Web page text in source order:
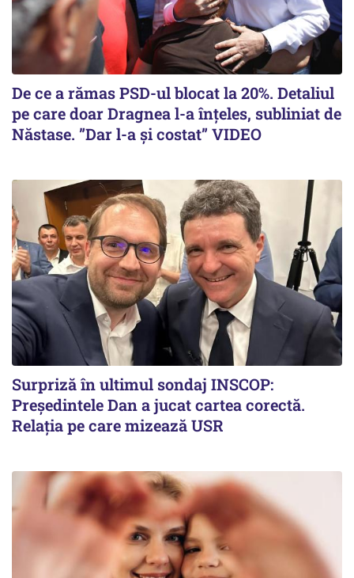
De ce a rămas PSD-ul blocat la 20%. Detaliul
pe care doar Dragnea l-a înțeles, subliniat de
Năstase. ”Dar l-a și costat” VIDEO
Surpriză în ultimul sondaj INSCOP:
Președintele Dan a jucat cartea corectă.
Relația pe care mizează USR